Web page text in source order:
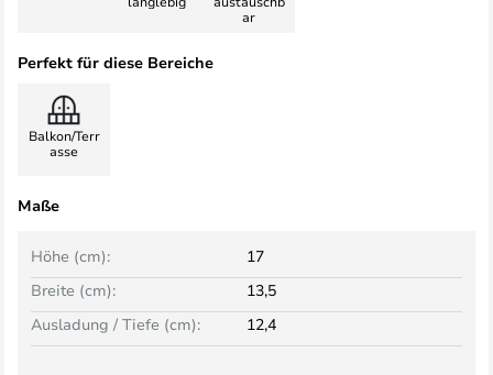
ar
Perfekt für diese Bereiche
Balkon/Terr
asse
Maße
Breite (cm): 13,5
Höhe (cm): 17
Ausladung / Tiefe (cm): 12,4